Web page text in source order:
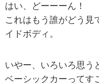
はい、どーーーん！
これはもう誰がどう見
イドボディ。
いやー、いろいろ思う
ベーシックカーってす